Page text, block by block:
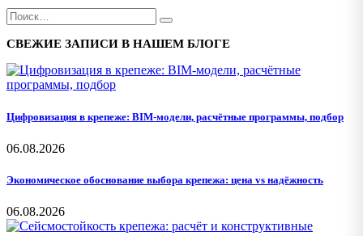
СВЕЖИЕ ЗАПИСИ В НАШЕМ БЛОГЕ
Цифровизация в крепеже: BIM-модели, расчётные программы, подбор
06.08.2026
Экономическое обоснование выбора крепежа: цена vs надёжность
06.08.2026